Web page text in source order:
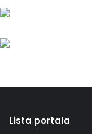
Lista portala